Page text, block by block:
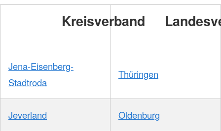
Kreisverband
Jena-Eisenberg-
Stadtroda
Thüringen
Jeverland Oldenburg